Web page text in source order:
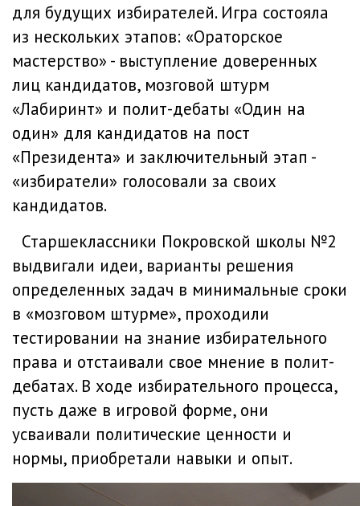
для будущих избирателей. Игра состояла
из нескольких этапов: «Ораторское
мастерство» - выступление доверенных
лиц кандидатов, мозговой штурм
«Лабиринт» и полит-дебаты «Один на
один» для кандидатов на пост
«Президента» и заключительный этап -
«избиратели» голосовали за своих
кандидатов.
Старшеклассники Покровской школы №2
выдвигали идеи, варианты решения
определенных задач в минимальные сроки
в «мозговом штурме», проходили
тестировании на знание избирательного
права и отстаивали свое мнение в полит-
дебатах. В ходе избирательного процесса,
пусть даже в игровой форме, они
усваивали политические ценности и
нормы, приобретали навыки и опыт.